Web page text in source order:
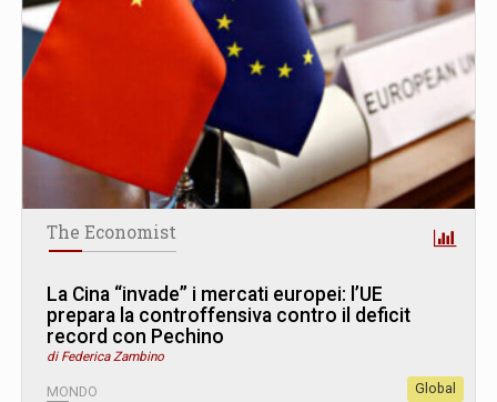
The Economist
La Cina “invade” i mercati europei: l’UE
prepara la controffensiva contro il deficit
record con Pechino
di Federica Zambino
MONDO Global